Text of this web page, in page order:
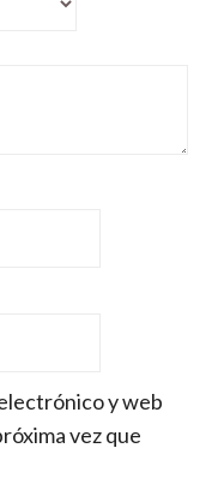
y web
vez que